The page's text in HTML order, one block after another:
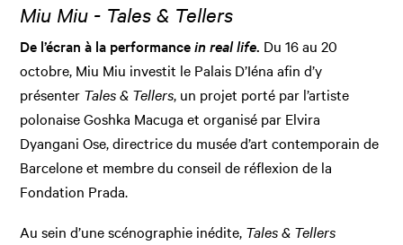
Miu Miu - Tales & Tellers
De l’écran à la performancein real life. Du 16 au 20
octobre, Miu Miu investit le Palais D’Iéna afin d’y
présenter Tales & Tellers, un projet porté par l’artiste
polonaise Goshka Macuga et organisé par Elvira
Dyangani Ose, directrice du musée d’art contemporain de
Barcelone et membre du conseil de réflexion de la
Fondation Prada.
Au sein d’une scénographie inédite, Tales & Tellers